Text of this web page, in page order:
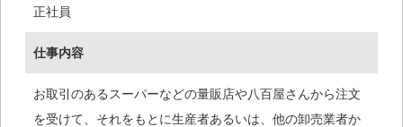
正社員
仕事内容
お取引のあるスーパーなどの量販店や八百屋さんから注文
を受けて、それをもとに生産者あるいは、他の卸売業者か